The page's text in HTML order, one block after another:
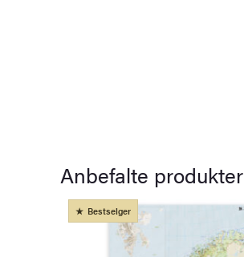
Anbefalte produkter
Bestselger